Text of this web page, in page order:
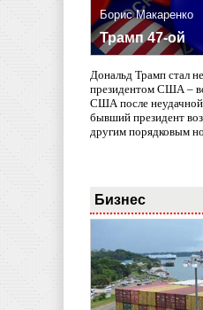
Борис Макаренко
Трамп 47-ой
Дональд Трамп стал
президентом США –
США после неудачной
бывший президент
другим порядковым
Бизнес